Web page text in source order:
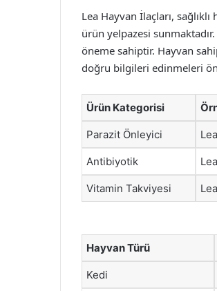
Lea Hayvan İlaçları,
ürün yelpazesi
öneme sahiptir. Hayvan
doğru bilgileri edinmeleri
Ürün Kategorisi
Parazit Önleyici
Antibiyotik
Vitamin Takviyesi
Hayvan Türü
Kedi